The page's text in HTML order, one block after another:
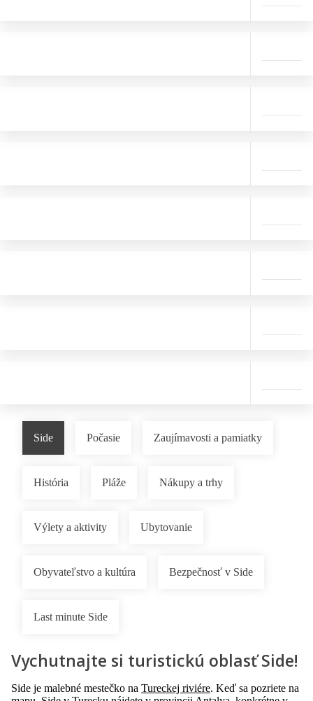
Side Počasie Zaujímavosti a pamiatky
História Pláže Nákupy a trhy
Výlety a aktivity Ubytovanie
Obyvateľstvo a kultúra Bezpečnosť v Side
Last minute Side
Vychutnajte si turistickú oblasť Side!
Side je malebné mestečko na Tureckej riviére. Keď sa pozriete na